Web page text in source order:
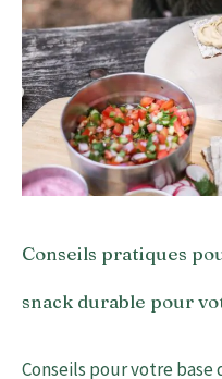
Conseils pratiques
snack durable pour
Conseils pour votre base
ou
développer
un
snack
durable
pour
votre
structure
de